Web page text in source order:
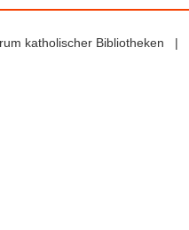
katholischer Bibliotheken |